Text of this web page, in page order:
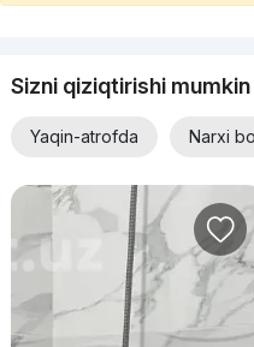
Sizni qiziqtirishi mumkin
Yaqin-atrofda Narxi